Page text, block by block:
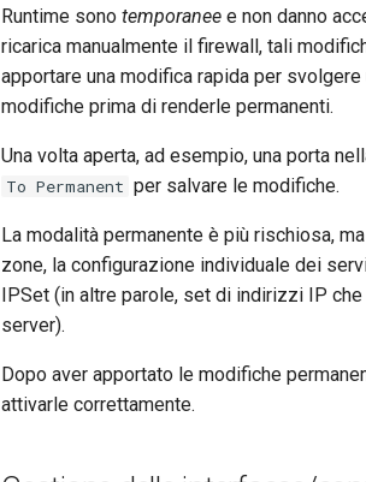
Runtime sono temporanee e non danno
ricarica manualmente il firewall, tali
apportare una modifica rapida per
modifiche prima di renderle permanenti.
Una volta aperta, ad esempio, una porta
To Permanent per salvare le modifiche.
La modalità permanente è più rischiosa,
zone, la configurazione individuale dei
IPSet (in altre parole, set di indirizzi IP
server).
Dopo aver apportato le modifiche
attivarle correttamente.